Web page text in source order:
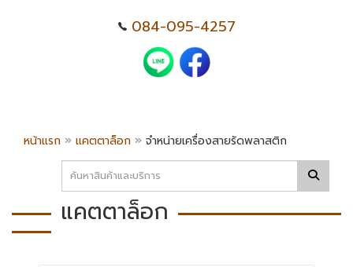
084-095-4257
หน้าแรก » แคตตาล็อก » จำหน่ายเครื่องสายรัดพลาสติก
แคตตาล็อก